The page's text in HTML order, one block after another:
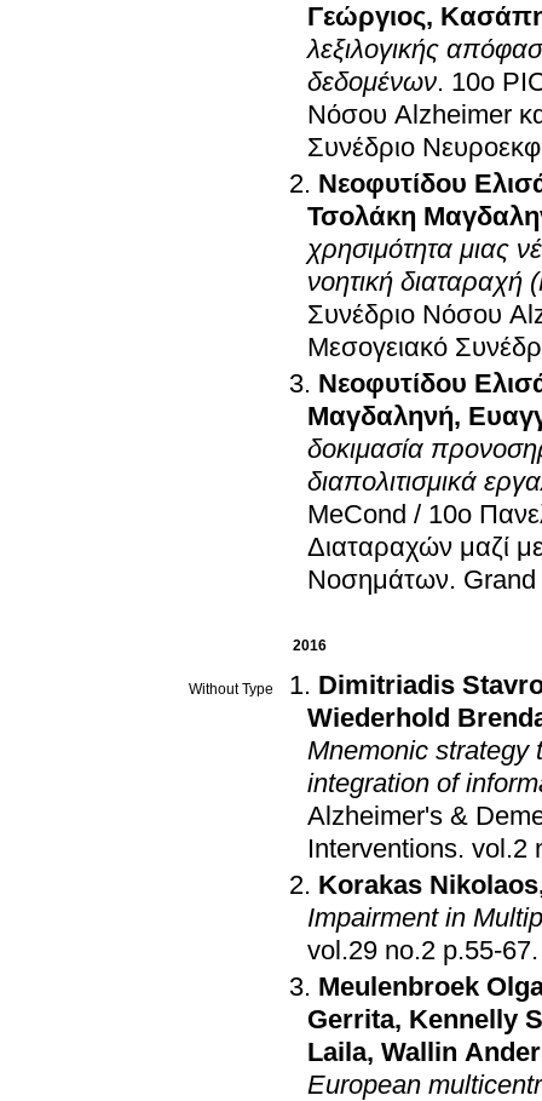
Γεώργιος,
λεξιλογικής
δεδομένων. 10ο
Νόσου Alzheimer
Συνέδριο
Νεοφυτίδου
Τσολάκη
χρησιμότητα μιας
νοητική διαταραχή
Συνέδριο Νόσου
Μεσογειακό
Νεοφυτίδου
Μαγδαληνή,
δοκιμασία
διαπολιτισμικά
MeCond / 10ο
Διαταραχών μαζί
Νοσημάτων.
2016
Without Type
Dimitriadis
Wiederhold
Mnemonic strategy
integration of
Alzheimer's &
Interventions.
Korakas Nikolaos
Impairment in
vol.29 no.2 p.55-67.
Meulenbroek
Gerrita, Kennelly
Laila, Wallin
European